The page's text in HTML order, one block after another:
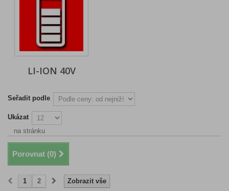
LI-ION 40V
Seřadit podle
Ukázat
na stránku
Porovnat (0)
Zobrazit vše
1 2